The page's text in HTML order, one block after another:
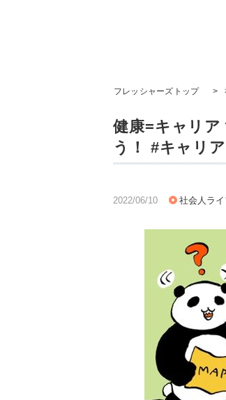
フレッシャーズトップ >
健康=キャリ
う！ #キャリ
2022/06/10 社会人ライ